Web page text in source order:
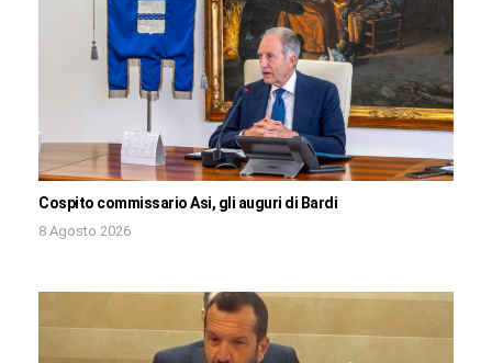
Cospito commissario Asi, gli auguri di Bardi
8 Agosto 2026